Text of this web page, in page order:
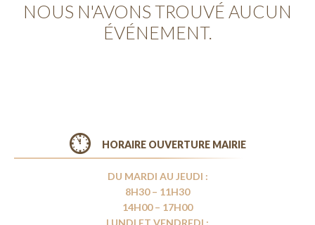
NOUS N'AVONS TROUVÉ AUCUN
ÉVÉNEMENT.
HORAIRE OUVERTURE MAIRIE
DU MARDI AU JEUDI :
8H30 – 11H30
14H00 – 17H00
LUNDI ET VENDREDI :